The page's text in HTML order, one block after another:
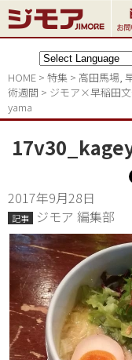
HOME > 特集 > 高田馬場,
術週間 > ジモア×早稲田
yama
2017年9月28日
記事 ジモア 編集部